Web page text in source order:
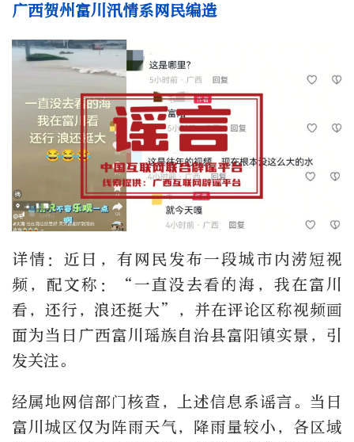
广西贺州富川汛情系网民编造
详情：近日，有网民发布一段城市内涝短视
频，配文称：“一直没去看的海，我在富川
看，还行，浪还挺大”，并在评论区称视频画
面为当日广西富川瑶族自治县富阳镇实景，引
发关注。
经属地网信部门核查，上述信息系谣言。当日
富川城区仅为阵雨天气，降雨量较小，各区域